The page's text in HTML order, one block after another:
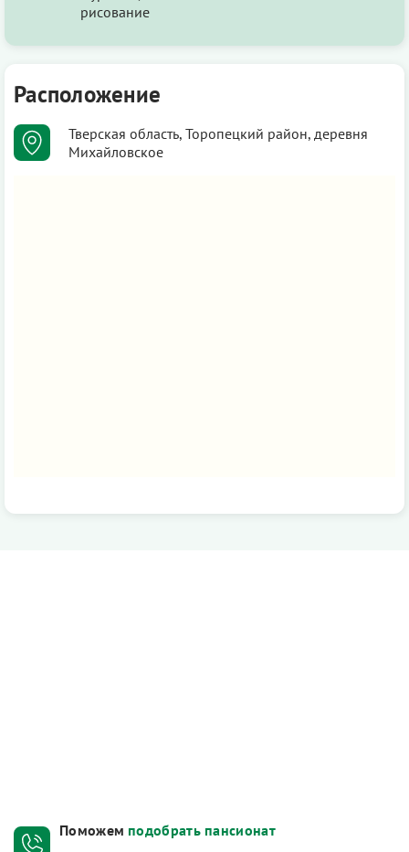
рисование
Расположение
Тверская область, Торопецкий район, деревня
Михайловское
Поможем подобрать пансионат